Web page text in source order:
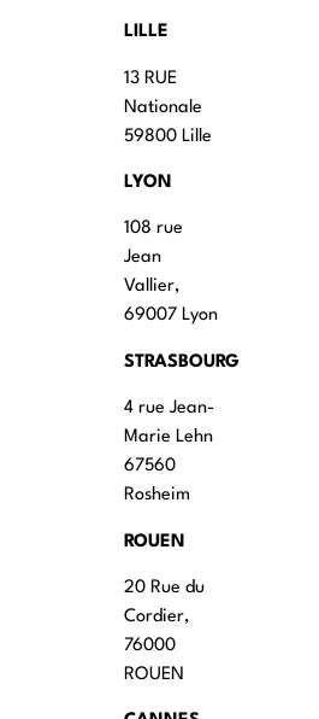
LILLE
13 RUE
Nationale
59800 Lille
LYON
108 rue
Jean
Vallier,
69007 Lyon
STRASBOURG
4 rue Jean-
Marie Lehn
67560
Rosheim
ROUEN
20 Rue du
Cordier,
76000
ROUEN